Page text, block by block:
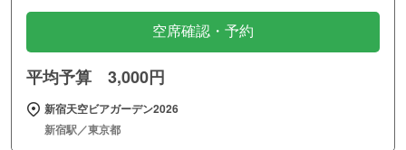
空席確認・予約
平均予算 3,000円
新宿天空ビアガーデン2026
新宿駅／東京都